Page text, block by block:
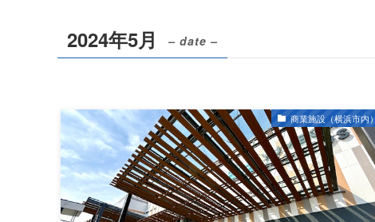
2024年5月 – date –
商業施設（横浜市内）